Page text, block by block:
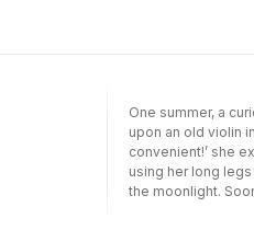
One summer, a
upon an old violin
convenient!’ she
using her long
the moonlight.